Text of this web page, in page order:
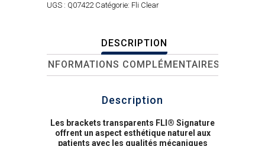
UGS : Q07422 Catégorie: Fli Clear
DESCRIPTION
INFORMATIONS COMPLÉMENTAIRES
Description
Les brackets transparents FLI® Signature
offrent un aspect esthétique naturel aux
patients avec les qualités mécaniques